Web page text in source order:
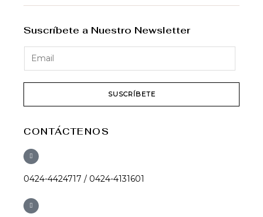
Suscríbete a Nuestro Newsletter
SUSCRÍBETE
CONTÁCTENOS
0424-4424717 / 0424-4131601